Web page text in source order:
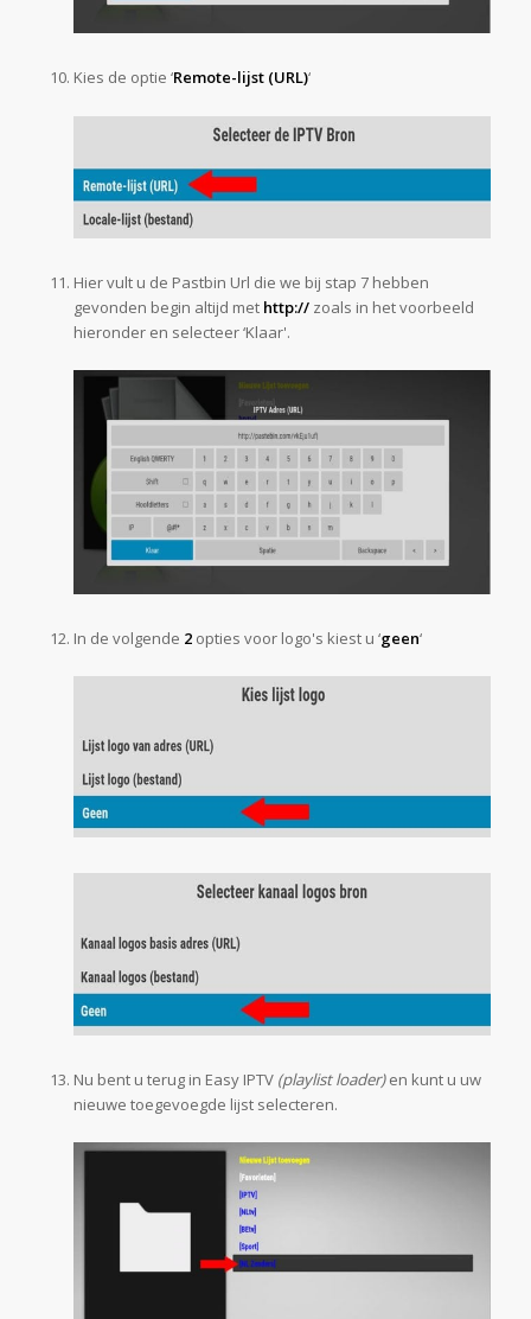
Kies de optie ‘Remote-lijst (URL)‘
Hier vult u de Pastbin Url die we bij stap 7 hebben
gevonden begin altijd met http:// zoals in het voorbeeld
hieronder en selecteer ‘Klaar'.
In de volgende 2opties voor logo's kiest u ‘geen‘
Nu bent u terug in Easy IPTV (playlist loader)en kunt u uw
nieuwe toegevoegde lijst selecteren.